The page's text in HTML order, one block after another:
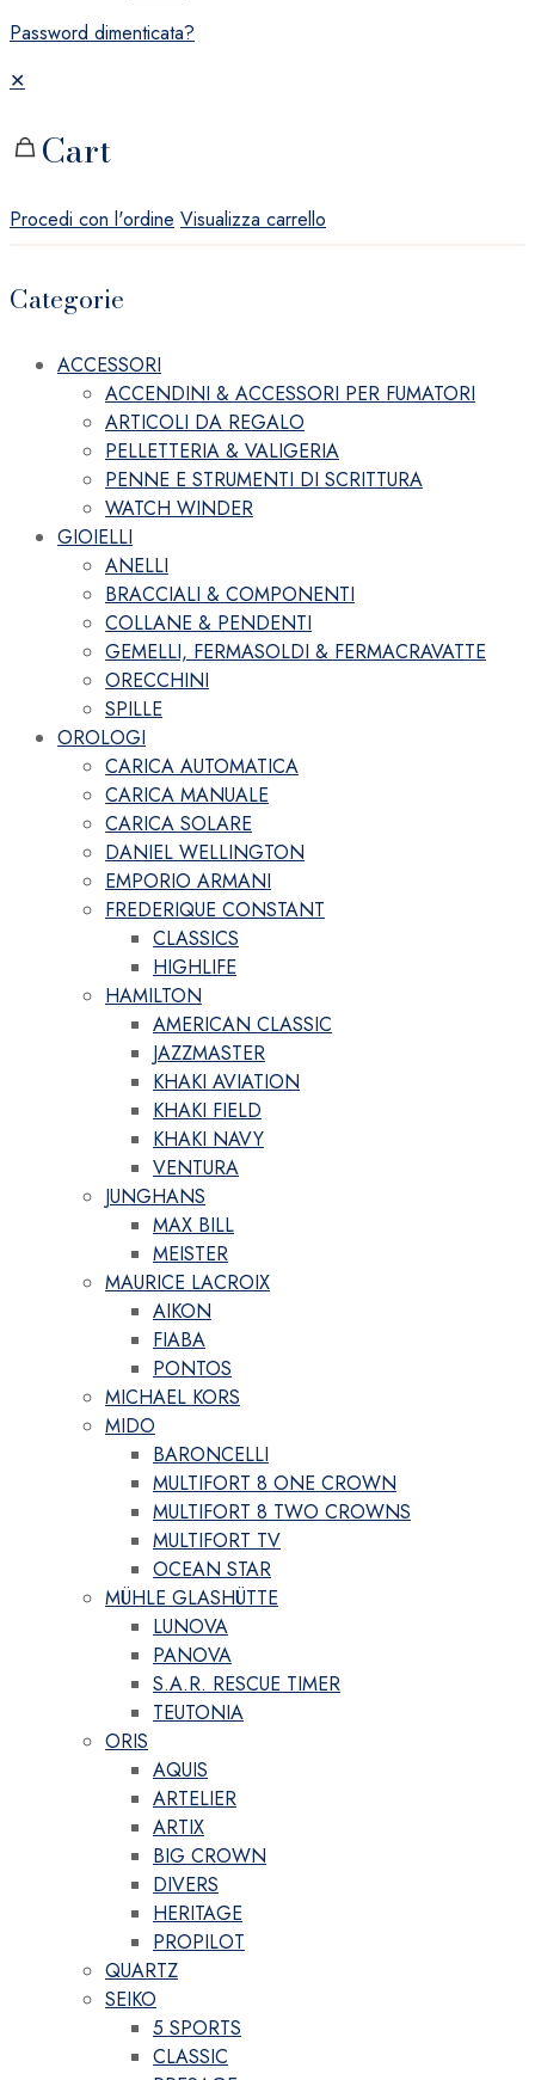
Password dimenticata?
✕
Cart
Procedi con l'ordine Visualizza carrello
Categorie
ACCESSORI
ACCENDINI & ACCESSORI PER FUMATORI
ARTICOLI DA REGALO
PELLETTERIA & VALIGERIA
PENNE E STRUMENTI DI SCRITTURA
WATCH WINDER
GIOIELLI
ANELLI
BRACCIALI & COMPONENTI
COLLANE & PENDENTI
GEMELLI, FERMASOLDI & FERMACRAVATTE
ORECCHINI
SPILLE
OROLOGI
CARICA AUTOMATICA
CARICA MANUALE
CARICA SOLARE
DANIEL WELLINGTON
EMPORIO ARMANI
FREDERIQUE CONSTANT
CLASSICS
HIGHLIFE
HAMILTON
AMERICAN CLASSIC
JAZZMASTER
KHAKI AVIATION
KHAKI FIELD
KHAKI NAVY
VENTURA
JUNGHANS
MAX BILL
MEISTER
MAURICE LACROIX
AIKON
FIABA
PONTOS
MICHAEL KORS
MIDO
BARONCELLI
MULTIFORT 8 ONE CROWN
MULTIFORT 8 TWO CROWNS
MULTIFORT TV
OCEAN STAR
MÜHLE GLASHÜTTE
LUNOVA
PANOVA
S.A.R. RESCUE TIMER
TEUTONIA
ORIS
AQUIS
ARTELIER
ARTIX
BIG CROWN
DIVERS
HERITAGE
PROPILOT
QUARTZ
SEIKO
5 SPORTS
CLASSIC